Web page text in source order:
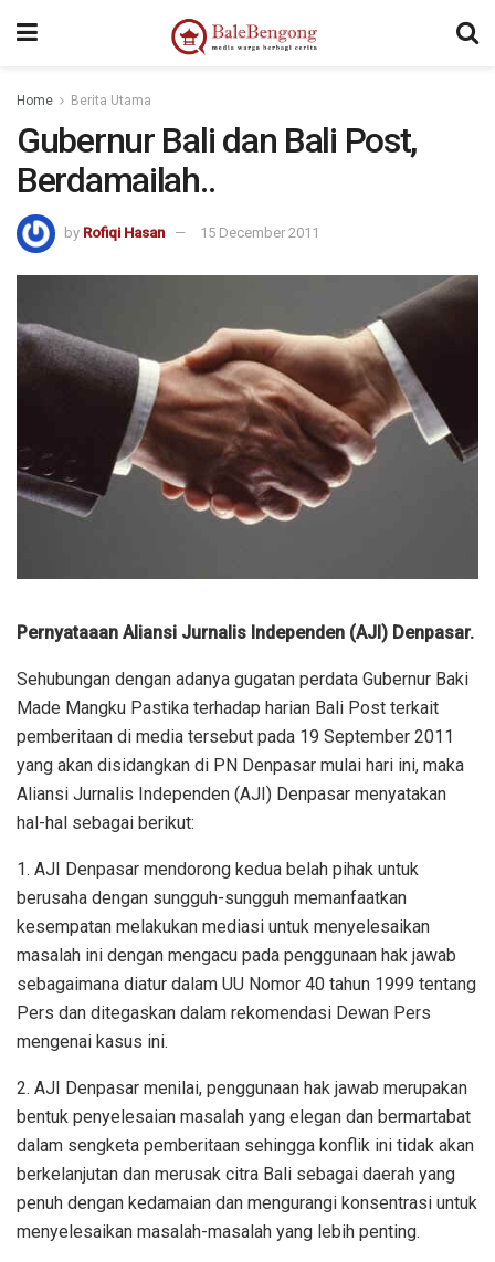
Home Berita Utama
Gubernur Bali dan Bali Post,
Berdamailah..
by Rofiqi Hasan 15 December 2011
Pernyataaan Aliansi Jurnalis Independen (AJI) Denpasar.
Sehubungan dengan adanya gugatan perdata Gubernur Baki
Made Mangku Pastika terhadap harian Bali Post terkait
pemberitaan di media tersebut pada 19 September 2011
yang akan disidangkan di PN Denpasar mulai hari ini, maka
Aliansi Jurnalis Independen (AJI) Denpasar menyatakan
hal-hal sebagai berikut:
1. AJI Denpasar mendorong kedua belah pihak untuk
berusaha dengan sungguh-sungguh memanfaatkan
kesempatan melakukan mediasi untuk menyelesaikan
masalah ini dengan mengacu pada penggunaan hak jawab
sebagaimana diatur dalam UU Nomor 40 tahun 1999 tentang
Pers dan ditegaskan dalam rekomendasi Dewan Pers
mengenai kasus ini.
2. AJI Denpasar menilai, penggunaan hak jawab merupakan
bentuk penyelesaian masalah yang elegan dan bermartabat
dalam sengketa pemberitaan sehingga konflik ini tidak akan
berkelanjutan dan merusak citra Bali sebagai daerah yang
penuh dengan kedamaian dan mengurangi konsentrasi untuk
menyelesaikan masalah-masalah yang lebih penting.